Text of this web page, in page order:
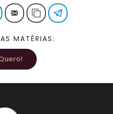
LinkedInE-mailCopiar linkTelegram
MATÉRIAS: